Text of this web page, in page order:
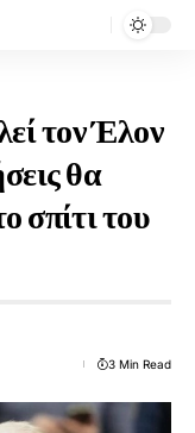
τον Έλον
θα
σπίτι του
3 Min Read